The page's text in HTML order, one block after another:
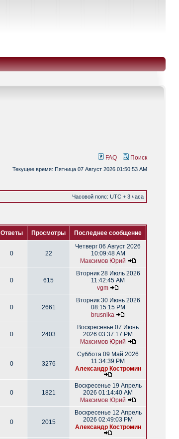
FAQ Поиск
Текущее время: Пятница 07 Август 2026 01:50:53 AM
Часовой пояс: UTC + 3 часа
Ответы Просмотры Последнее сообщение
0 22
Четверг 06 Август 2026
10:09:48 AM
Максимов Юрий
0 615
Вторник 28 Июль 2026
11:42:45 AM
vgm
0 2661
Вторник 30 Июнь 2026
08:15:15 PM
brusnika
0 2403
Воскресенье 07 Июнь
2026 03:37:17 PM
Максимов Юрий
0 3276
Суббота 09 Май 2026
11:34:39 PM
Александр Костромин
0 1821
Воскресенье 19 Апрель
2026 01:14:40 AM
Максимов Юрий
0 2015
Воскресенье 12 Апрель
2026 02:49:03 PM
Александр Костромин